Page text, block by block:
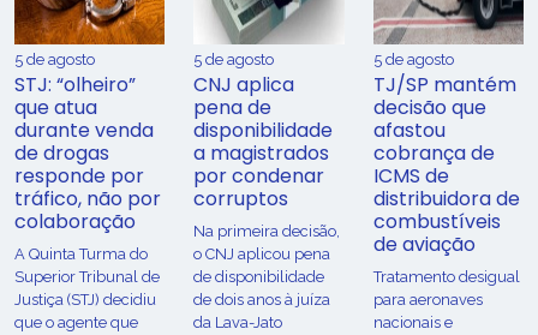
5 de agosto
STJ: “olheiro”
que atua
durante venda
de drogas
responde por
tráfico, não por
colaboração
A Quinta Turma do
Superior Tribunal de
Justiça (STJ) decidiu
que o agente que
5 de agosto
CNJ aplica
pena de
disponibilidade
a magistrados
por condenar
corruptos
Na primeira decisão,
o CNJ aplicou pena
de disponibilidade
de dois anos à juíza
da Lava-Jato
5 de agosto
TJ/SP mantém
decisão que
afastou
cobrança de
ICMS de
distribuidora de
combustíveis
de aviação
Tratamento desigual
para aeronaves
nacionais e